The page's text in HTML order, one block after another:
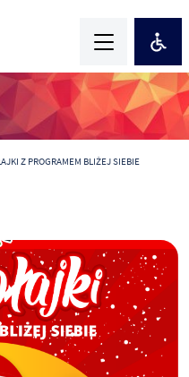
Z PROGRAMEM BLIŻEJ SIEBIE